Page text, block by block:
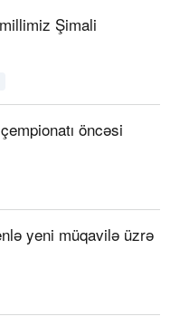
Şimali
öncəsi
yeni müqavilə üzrə